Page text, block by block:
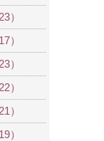
）
）
）
）
）
）